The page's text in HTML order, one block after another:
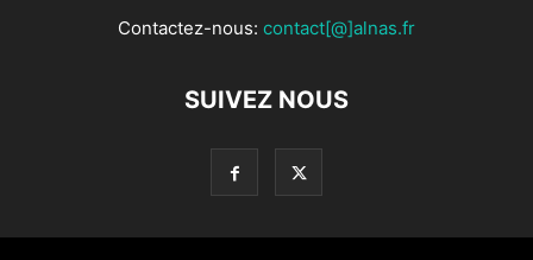
Contactez-nous: contact[@]alnas.fr
SUIVEZ NOUS